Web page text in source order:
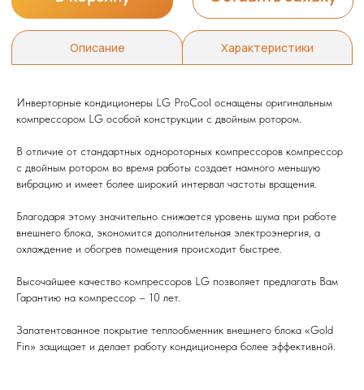
Инверторные кондиционеры LG ProCool оснащены оригинальным
компрессором LG особой конструкции с двойным ротором.
В отличие от стандартных однороторных компрессоров компрессор
с двойным ротором во время работы создает намного меньшую
вибрацию и имеет более широкий интервал частоты вращения.
Благодаря этому значительно снижается уровень шума при работе
внешнего блока, экономится дополнительная электроэнергия, а
охлаждение и обогрев помещения происходит быстрее.
Высочайшее качество компрессоров LG позволяет предлагать Вам
Гарантию на компрессор – 10 лет.
Запатентованное покрытие теплообменник внешнего блока «Gold
Fin» защищает и делает работу кондиционера более эффективной.
Не нашли то, что искали или
затрудняетесь в выборе?
вам нужный товар
Мы всегда рады вам помочь